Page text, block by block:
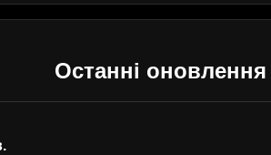
Останні оновлення